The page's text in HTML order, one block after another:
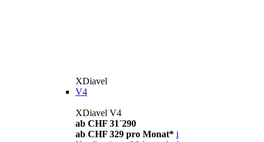
XDiavel
V4
XDiavel V4
ab CHF 31´290
ab CHF 329 pro Monat* i